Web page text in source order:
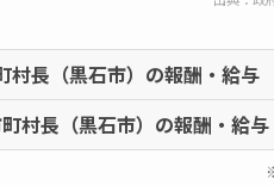
村長（黒石市）の報酬・給与
村長（黒石市）の報酬・給与